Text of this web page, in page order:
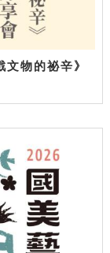
文物的祕辛》